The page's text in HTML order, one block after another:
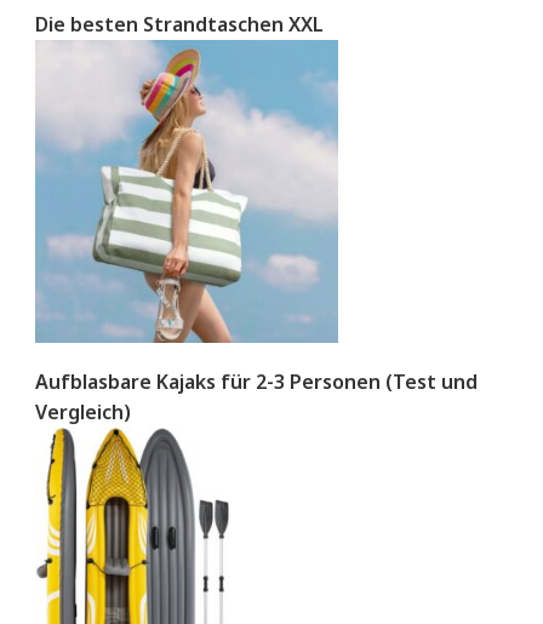
Die besten Strandtaschen XXL
Aufblasbare Kajaks für 2-3 Personen (Test und
Vergleich)